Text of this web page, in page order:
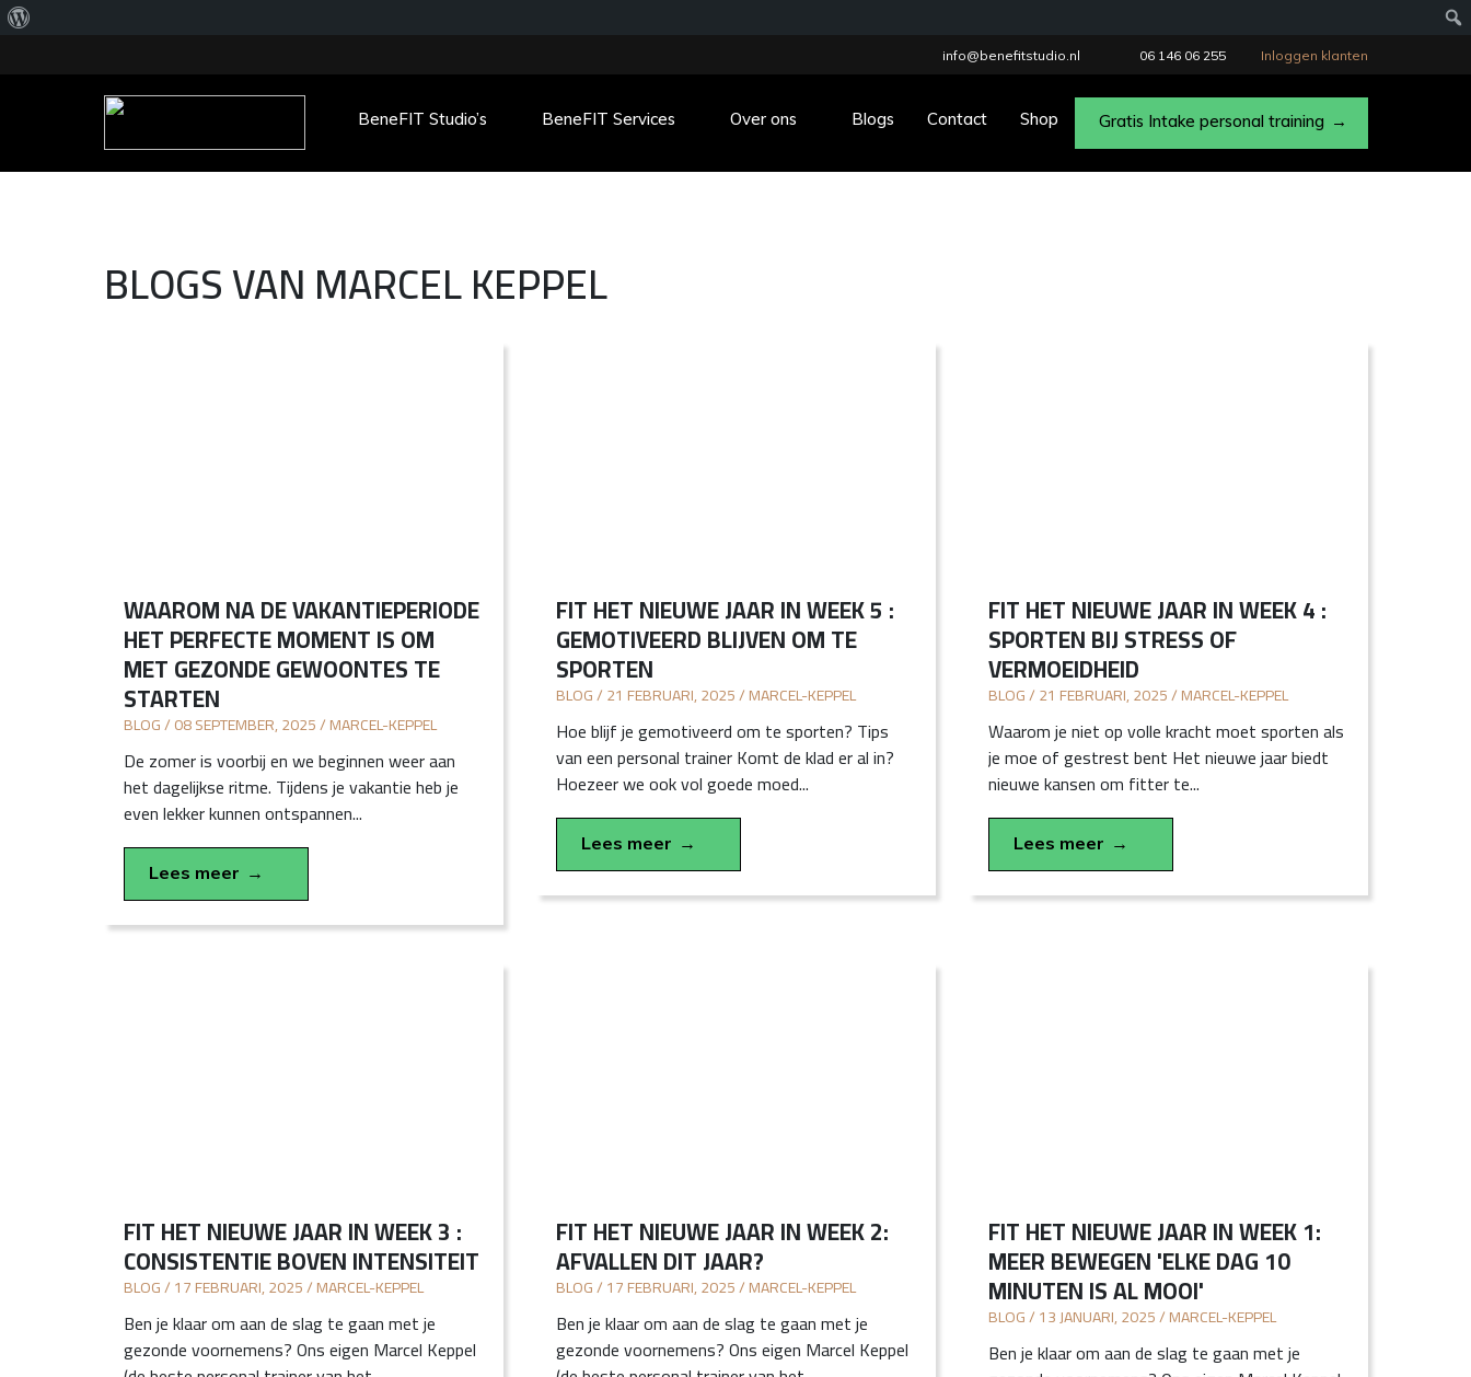
info@benefitstudio.nl 06 146 06 255 Inloggen klanten
Main Menu
BeneFIT Studio’s BeneFIT Services Over ons Blogs Contact Shop Gratis Intake personal training
BLOGS VAN MARCEL KEPPEL
WAAROM NA DE VAKANTIEPERIODE
HET PERFECTE MOMENT IS OM
MET GEZONDE GEWOONTES TE
STARTEN
BLOG / 08 SEPTEMBER, 2025 / MARCEL-KEPPEL
De zomer is voorbij en we beginnen weer aan
het dagelijkse ritme. Tijdens je vakantie heb je
even lekker kunnen ontspannen...
Lees meer
FIT HET NIEUWE JAAR IN WEEK 5 :
GEMOTIVEERD BLIJVEN OM TE
SPORTEN
BLOG / 21 FEBRUARI, 2025 / MARCEL-KEPPEL
Hoe blijf je gemotiveerd om te sporten? Tips
van een personal trainer Komt de klad er al in?
Hoezeer we ook vol goede moed...
Lees meer
FIT HET NIEUWE JAAR IN WEEK 4 :
SPORTEN BIJ STRESS OF
VERMOEIDHEID
BLOG / 21 FEBRUARI, 2025 / MARCEL-KEPPEL
Waarom je niet op volle kracht moet sporten als
je moe of gestrest bent Het nieuwe jaar biedt
nieuwe kansen om fitter te...
Lees meer
FIT HET NIEUWE JAAR IN WEEK 3 :
CONSISTENTIE BOVEN INTENSITEIT
BLOG / 17 FEBRUARI, 2025 / MARCEL-KEPPEL
Ben je klaar om aan de slag te gaan met je
gezonde voornemens? Ons eigen Marcel Keppel
FIT HET NIEUWE JAAR IN WEEK 2:
AFVALLEN DIT JAAR?
BLOG / 17 FEBRUARI, 2025 / MARCEL-KEPPEL
Ben je klaar om aan de slag te gaan met je
gezonde voornemens? Ons eigen Marcel Keppel
FIT HET NIEUWE JAAR IN WEEK 1:
MEER BEWEGEN 'ELKE DAG 10
MINUTEN IS AL MOOI'
BLOG / 13 JANUARI, 2025 / MARCEL-KEPPEL
Ben je klaar om aan de slag te gaan met je